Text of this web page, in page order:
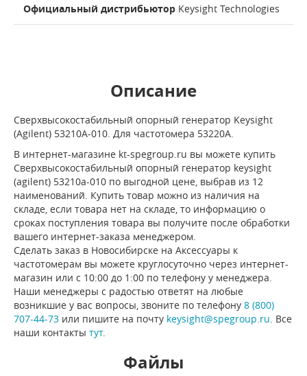
Официальный дистрибьютор Keysight Technologies
Описание
Сверхвысокостабильный опорный генератор Keysight
(Agilent) 53210A-010. Для частотомера 53220A.
В интернет-магазине kt-spegroup.ru вы можете купить
Сверхвысокостабильный опорный генератор keysight
(agilent) 53210a-010 по выгодной цене, выбрав из 12
наименований. Купить товар можно из наличия на
складе, если товара нет на складе, то информацию о
сроках поступления товара вы получите после обработки
вашего интернет-заказа менеджером.
Сделать заказ в Новосибирске на Аксессуары к
частотомерам вы можете круглосуточно через интернет-
магазин или с 10:00 до 1:00 по телефону у менеджера.
Наши менеджеры с радостью ответят на любые
возникшие у вас вопросы, звоните по телефону 8 (800)
707-44-73 или пишите на почту keysight@spegroup.ru. Все
наши контакты тут.
Файлы